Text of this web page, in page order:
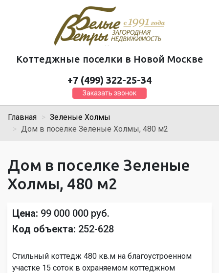
Коттеджные поселки в Новой Москве
+7 (499) 322-25-34
Заказать звонок
Главная
Зеленые Холмы
Дом в поселке Зеленые Холмы, 480 м2
Дом в поселке Зеленые
Холмы, 480 м2
Цена: 99 000 000 руб.
Код объекта: 252-628
Стильный коттедж 480 кв.м на благоустроенном
участке 15 соток в охраняемом коттеджном